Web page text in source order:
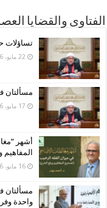
الفتاوى والقضايا
تساؤلات
22 مايو، 2026
مسألتان
17 مايو، 2026
أشهر
المفاهيم
16 مايو، 2026
مسألتان
واحدة